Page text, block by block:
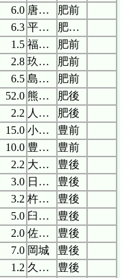
6.0 唐津城
肥前
6.3 平戸城
肥前、壱岐
1.5 福江城
肥前
2.8 玖島城
肥前
6.5 島原城
肥前
52.0 熊本城
肥後
2.2 人吉城
肥後
15.0 小倉城
豊前
10.0 豊前中津城
豊前
2.2 大分府内城
豊後
3.0 日出城
豊後
3.2 杵築城
豊後
5.0 臼杵城
豊後
2.0 佐伯城
豊後
7.0 岡城
豊後
1.2 久留島陣屋
豊後